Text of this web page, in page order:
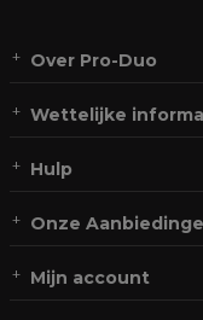
Over Pro-Duo
Wettelijke
Hulp
Onze
Mijn account